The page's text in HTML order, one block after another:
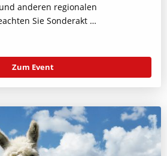
anderen regionalen
Sie Sonderakt …
Zum Event